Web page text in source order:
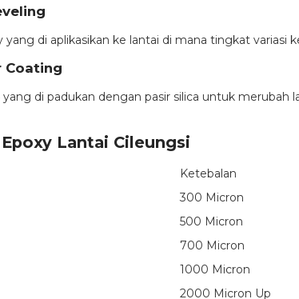
yang di aplikasikan ke lantai di mana tingkat variasi
Coating
yang di padukan dengan pasir silica untuk
Lantai Cileungsi
Ketebalan
300 Micron
500 Micron
700 Micron
1000 Micron
2000 Micron Up